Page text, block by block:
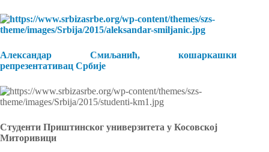
Александар Смиљанић, кошаркашки
репрезентативац Србије
Студенти Приштинског универзитета у Косовској
Миторивици